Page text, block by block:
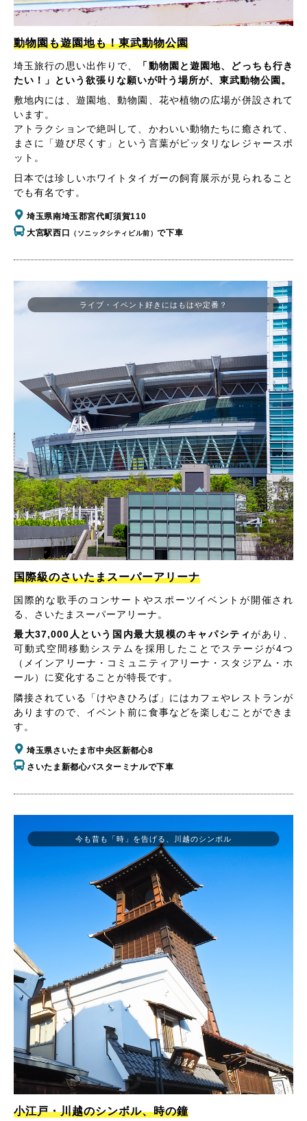
動物園も遊園地も！東武動物公園
埼玉旅行の思い出作りで、
「動物園と遊園地、どっちも行き
たい！」という欲張りな願いが叶う場所が、東武動物公園。
敷地内には、遊園地、動物園、花や植物の広場が併設されて
います。
アトラクションで絶叫して、かわいい動物たちに癒されて、
まさに「遊び尽くす」という言葉がピッタリなレジャースポ
ット。
日本では珍しいホワイトタイガーの飼育展示が見られること
でも有名です。
埼玉県南埼玉郡宮代町須賀110
大宮駅西口
（ソニックシティビル前）で下車
国際級のさいたまスーパーアリーナ
国際的な歌手のコンサートやスポーツイベントが開催され
る、さいたまスーパーアリーナ。
最大37,000人という国内最大規模のキャパシティがあり、
可動式空間移動システムを採用したことでステージが4つ
（メインアリーナ・コミュニティアリーナ・スタジアム・ホ
ール）に変化することが特長です。
隣接されている「けやきひろば」にはカフェやレストランが
ありますので、イベント前に食事などを楽しむことができま
す。
埼玉県さいたま市中央区新都心8
さいたま新都心バスターミナルで下車
ライブ・イベント好きにはもはや定番？
今も昔も「時」を告げる、川越のシンボル
小江戸・川越のシンボル、時の鐘